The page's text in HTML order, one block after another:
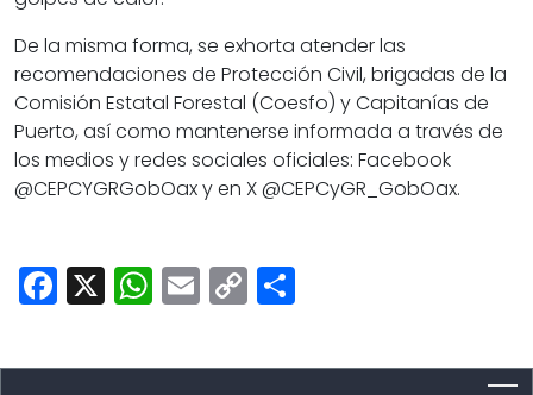
De la misma forma, se exhorta atender las
recomendaciones de Protección Civil, brigadas de la
Comisión Estatal Forestal (Coesfo) y Capitanías de
Puerto, así como mantenerse informada a través de
los medios y redes sociales oficiales: Facebook
@CEPCYGRGobOax y en X @CEPCyGR_GobOax.
Facebook
X WhatsApp
Email
Copy
Link